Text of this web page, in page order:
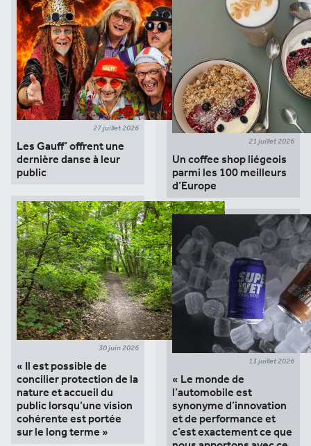
27 juillet 2026
Les Gauff’ offrent une
dernière danse à leur
public
30 juin 2026
« Il est possible de
concilier protection de la
nature et accueil du
public lorsqu’une vision
cohérente est portée
sur le long terme »
21 juillet 2026
Un coffee shop liégeois
parmi les 100 meilleurs
d’Europe
13 juillet 2026
« Le monde de
l’automobile est
synonyme d’innovation
et de performance et
c’est exactement ce que